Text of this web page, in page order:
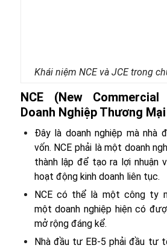
Khái niệm NCE và JCE trong
NCE (New
Doanh Nghiệp Thương
Đây là doanh nghiệp mà nhà
vốn. NCE phải là một doanh
thành lập để tạo ra lợi nhuận
hoạt động kinh doanh liên tục.
NCE có thể là một công ty
một doanh nghiệp hiện có
mở rộng đáng kể.
Nhà đầu tư EB-5 phải đầu tư